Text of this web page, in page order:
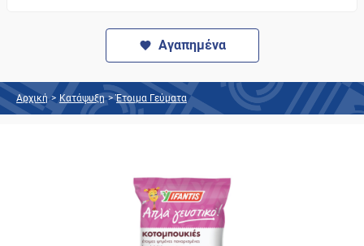
Αγαπημένα
Αρχική > Κατάψυξη > Έτοιμα Γεύματα